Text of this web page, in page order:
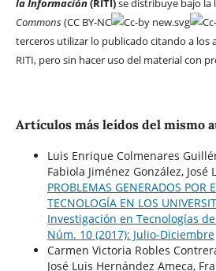
la Información(RITI)se distribuye bajo la
Commons(CC BY-NC
terceros utilizar lo publicado citando a los
RITI, pero sin hacer uso del material con
Artículos más leídos del mismo
Luis Enrique Colmenares
Fabiola Jiménez González,
PROBLEMAS GENERADOS POR
TECNOLOGÍA EN LOS
Investigación en Tecnologías
Núm. 10 (2017): Julio-Diciembre
Carmen Victoria Robles
José Luis Hernández Ameca,